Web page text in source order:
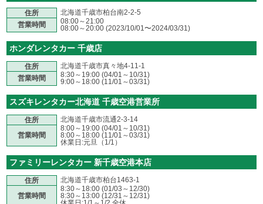
住所
北海道千歳市柏台南2-2-5
営業時間
08:00～21:00
08:00～20:00 (2023/10/01〜2024/03/31)
ホンダレンタカー 千歳店
住所
北海道千歳市真々地4-11-1
営業時間
8:30～19:00 (04/01～10/31)
9:00～18:00 (11/01～03/31)
スズキレンタカー北海道 千歳空港営業所
住所
北海道千歳市流通2-3-14
営業時間
8:00～19:00 (04/01～10/31)
8:00～18:00 (11/01～03/31)
休業日:元旦（1/1）
ファミリーレンタカー 新千歳空港本店
住所
北海道千歳市柏台1463-1
営業時間
8:30～18:00 (01/03～12/30)
8:30～13:00 (12/31～12/31)